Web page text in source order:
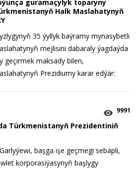
guramaçylyk toparyny
Halk Maslahatynyň
35 ýyllyk baýramy mynasybetli
mejlisini dabaraly ýagdaýda
geçirmek maksady bilen,
Prezidiumy karar edýär:
9991
Türkmenistanyň Prezidentiniň
başga işe geçmegi sebäpli,
korporasiýasynyň başlygy